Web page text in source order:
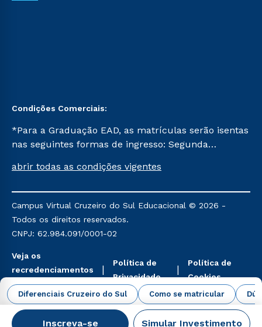
Diferenciais Cruzeiro do Sul Como se matricular
Inscreva-se Simular Investimento
Condições Comerciais:
*Para a Graduação EAD, as matrículas serão isentas
nas seguintes formas de ingresso: Segunda
Já para as demais, a taxa de matrícula será de R$
mencionadas são referentes aos cursos: Ensino
Religioso, Geografia para a Docência e Metodologia
do Ensino de História: Questões Atuais.
abrir todas as condições vigentes
Campus Virtual Cruzeiro do Sul Educacional © 2026 -
Todos os direitos reservados.
CNPJ: 62.984.091/0001-02
Veja os
recredenciamentos
aqui
Política de
Privacidade
Política de
Cookies